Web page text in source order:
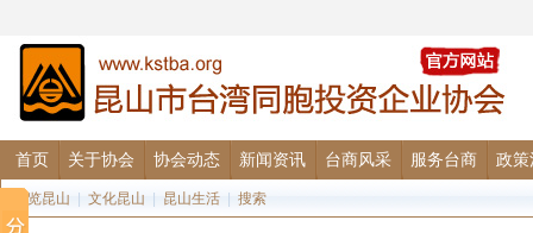
首页 关于协会 协会动态 新闻资讯 台商风采 服务台商 政策
图览昆山 文化昆山 昆山生活 搜索